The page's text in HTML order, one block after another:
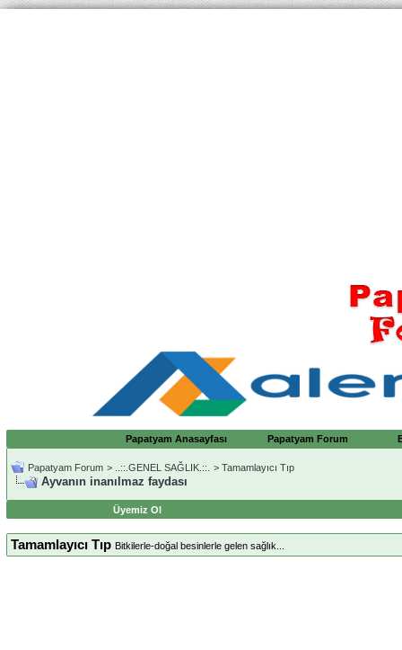
Papatyam Anasayfası Papatyam Forum
Papatyam Forum > ..::.GENEL SAĞLIK.::. > Tamamlayıcı Tıp
Ayvanın inanılmaz faydası
Üyemiz Ol
Tamamlayıcı Tıp Bitkilerle-doğal besinlerle gelen sağlık...